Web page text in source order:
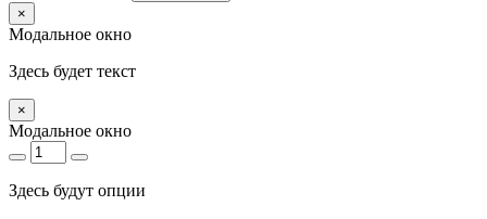
×
Модальное окно
Здесь будет текст
×
Модальное окно
Здесь будут опции